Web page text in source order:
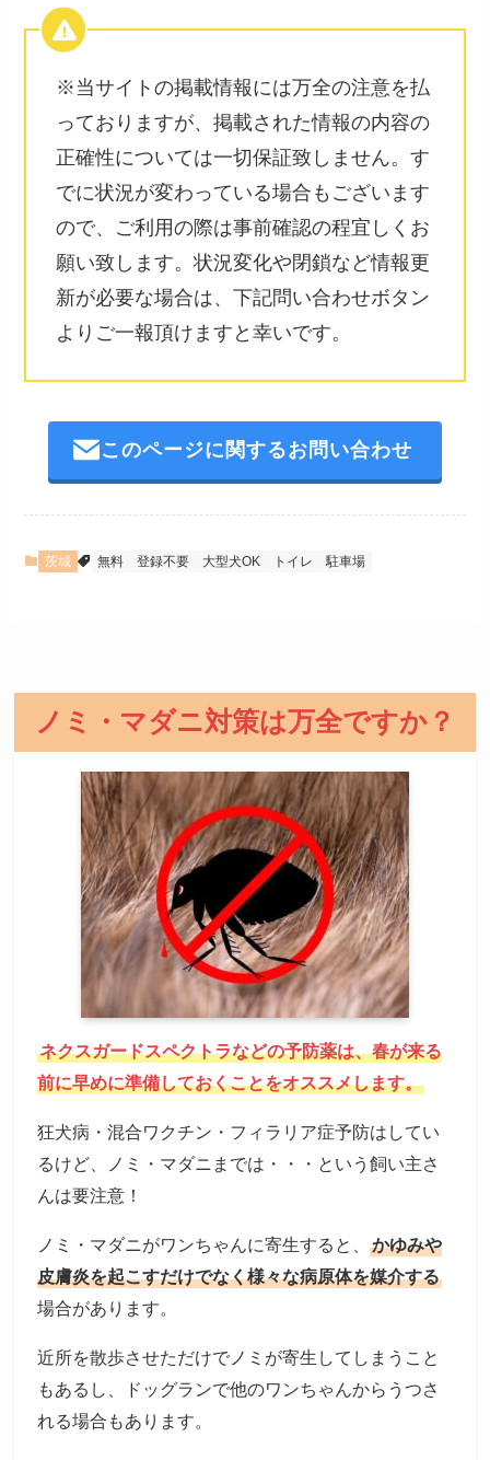
※当サイトの掲載情報には万全の注意を払
っておりますが、掲載された情報の内容の
正確性については一切保証致しません。す
でに状況が変わっている場合もございます
ので、ご利用の際は事前確認の程宜しくお
願い致します。状況変化や閉鎖など情報更
新が必要な場合は、下記問い合わせボタン
よりご一報頂けますと幸いです。
このページに関するお問い合わせ
茨城 無料 登録不要 大型犬OK トイレ 駐車場
ノミ・マダニ対策は万全ですか？
ネクスガードスペクトラなどの予防薬は、春が来る
前に早めに準備しておくことをオススメします。
狂犬病・混合ワクチン・フィラリア症予防はしてい
るけど、ノミ・マダニまでは・・・という飼い主さ
んは要注意！
ノミ・マダニがワンちゃんに寄生すると、
かゆみや
皮膚炎を起こすだけでなく様々な病原体を媒介する
場合があります。
近所を散歩させただけでノミが寄生してしまうこと
もあるし、ドッグランで他のワンちゃんからうつさ
れる場合もあります。